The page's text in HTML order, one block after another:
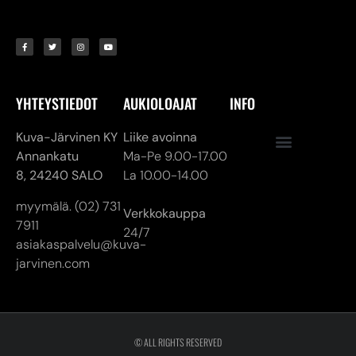
YHTEYSTIEDOT
Kuva-Järvinen KY
Annankatu
8, 24240 SALO
myymälä. (02) 731
7911
asiakaspalvelu@kuva-
jarvinen.com
AUKIOLOAJAT
Liike avoinna
Ma-Pe 9.00-17.00
La 10.00-14.00
Verkkokauppa
24/7
INFO
© ALL RIGHTS RESERVED